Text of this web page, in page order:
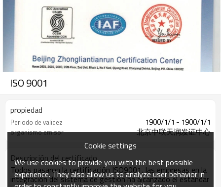
ISO 9001
propiedad
Periodo de validez 1900/1/1 - 1900/1/1
organismo emisor 北京中联天润发证中心
Descripción del certificado
Todos pasaron la certificación ISO9001, las empresas en la
integración del sistema de gestión ha alcanzado el estándar
Cookie settings
We use cookies to provide you with the best possible
experience. They also allow us to analyze user behavior in